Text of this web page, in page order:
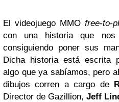
El videojuego MMO free-to-
con una historia que
consiguiendo poner sus
Dicha historia está escrita
algo que ya sabíamos, pero
dibujos corren a cargo de
Director de Gazillion, Jeff